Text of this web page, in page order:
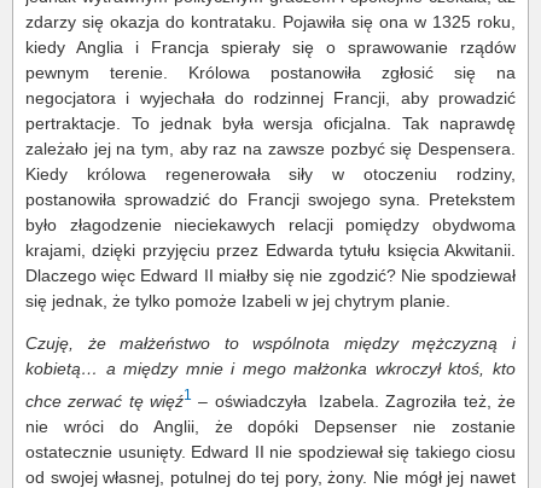
zdarzy się okazja do kontrataku. Pojawiła się ona w 1325 roku,
kiedy Anglia i Francja spierały się o sprawowanie rządów
pewnym terenie. Królowa postanowiła zgłosić się na
negocjatora i wyjechała do rodzinnej Francji, aby prowadzić
pertraktacje. To jednak była wersja oficjalna. Tak naprawdę
zależało jej na tym, aby raz na zawsze pozbyć się Despensera.
Kiedy królowa regenerowała siły w otoczeniu rodziny,
postanowiła sprowadzić do Francji swojego syna. Pretekstem
było złagodzenie nieciekawych relacji pomiędzy obydwoma
krajami, dzięki przyjęciu przez Edwarda tytułu księcia Akwitanii.
Dlaczego więc Edward II miałby się nie zgodzić? Nie spodziewał
się jednak, że tylko pomoże Izabeli w jej chytrym planie.
Czuję, że małżeństwo to wspólnota między mężczyzną i
kobietą… a między mnie i mego małżonka wkroczył ktoś, kto
chce zerwać tę więź1
– oświadczyła Izabela. Zagroziła też, że
nie wróci do Anglii, że dopóki Depsenser nie zostanie
ostatecznie usunięty. Edward II nie spodziewał się takiego ciosu
od swojej własnej, potulnej do tej pory, żony. Nie mógł jej nawet